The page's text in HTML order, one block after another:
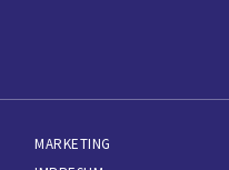
MARKETING